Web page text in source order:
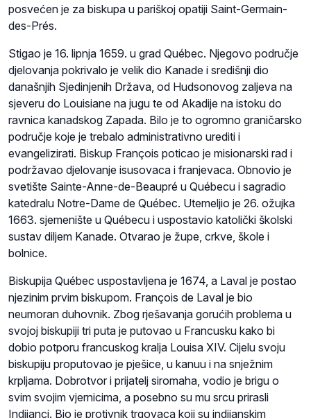
posvećen je za biskupa u pariškoj opatiji Saint-Germain-
des-Prés.
Stigao je 16. lipnja 1659. u grad Québec. Njegovo područje
djelovanja pokrivalo je velik dio Kanade i središnji dio
današnjih Sjedinjenih Država, od Hudsonovog zaljeva na
sjeveru do Louisiane na jugu te od Akadije na istoku do
ravnica kanadskog Zapada. Bilo je to ogromno graničarsko
područje koje je trebalo administrativno urediti i
evangelizirati. Biskup François poticao je misionarski rad i
podržavao djelovanje isusovaca i franjevaca. Obnovio je
svetište Sainte-Anne-de-Beaupré u Québecu i sagradio
katedralu Notre-Dame de Québec. Utemeljio je 26. ožujka
1663. sjemenište u Québecu i uspostavio katolički školski
sustav diljem Kanade. Otvarao je župe, crkve, škole i
bolnice.
Biskupija Québec uspostavljena je 1674, a Laval je postao
njezinim prvim biskupom. François de Laval je bio
neumoran duhovnik. Zbog rješavanja gorućih problema u
svojoj biskupiji tri puta je putovao u Francusku kako bi
dobio potporu francuskog kralja Louisa XIV. Cijelu svoju
biskupiju proputovao je pješice, u kanuu i na snježnim
krpljama. Dobrotvor i prijatelj siromaha, vodio je brigu o
svim svojim vjernicima, a posebno su mu srcu prirasli
Indijanci. Bio je protivnik trgovaca koji su indijanskim